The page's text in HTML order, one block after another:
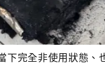
完全非使用狀態、